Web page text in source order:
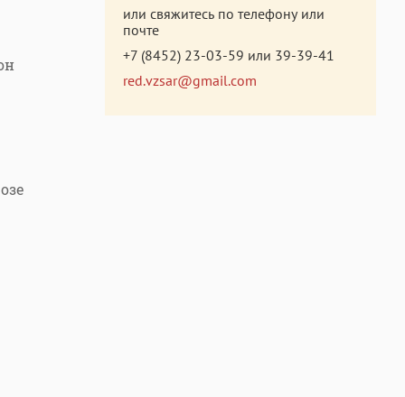
или свяжитесь по телефону или
почте
+7 (8452) 23-03-59 или 39-39-41
red.vzsar@gmail.com